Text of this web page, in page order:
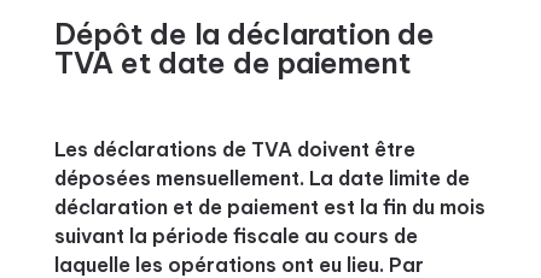
Dépôt de la déclaration de
TVA et date de paiement
Les déclarations de TVA doivent être
déposées mensuellement. La date limite de
déclaration et de paiement est la fin du mois
suivant la période fiscale au cours de
laquelle les opérations ont eu lieu. Par